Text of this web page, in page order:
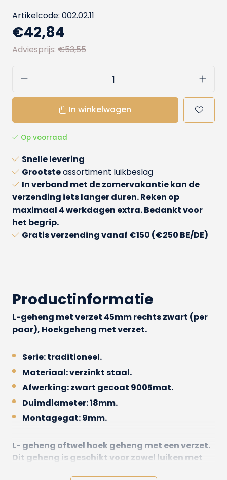
Artikelcode: 002.02.11
€42,84
Adviesprijs: €53,55
In winkelwagen
Op voorraad
Snelle levering
Grootsteassortiment luikbeslag
In verband met de zomervakantie kan de
verzending iets langer duren. Reken op
maximaal 4 werkdagen extra. Bedankt voor
het begrip.
Gratis verzendingvanaf €150 (€250 BE/DE)
Productinformatie
L-geheng met verzet 45mm rechts zwart (per
paar), Hoekgeheng met verzet.
Serie: traditioneel.
Materiaal: verzinkt staal.
Afwerking: zwart gecoat 9005mat.
Duimdiameter: 18mm.
Montagegat: 9mm.
L- geheng oftwel hoek geheng met een verzet.
Dit geheng is geschikt voor zowel luiken met